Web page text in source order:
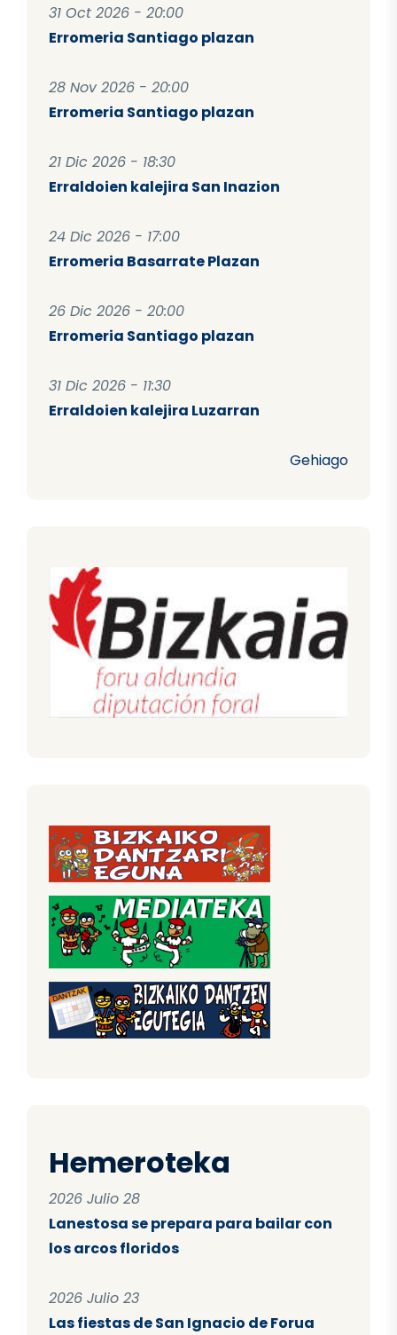
31 Oct 2026 - 20:00
Erromeria Santiago plazan
28 Nov 2026 - 20:00
Erromeria Santiago plazan
21 Dic 2026 - 18:30
Erraldoien kalejira San Inazion
24 Dic 2026 - 17:00
Erromeria Basarrate Plazan
26 Dic 2026 - 20:00
Erromeria Santiago plazan
31 Dic 2026 - 11:30
Erraldoien kalejira Luzarran
Gehiago
Hemeroteka
2026 Julio 28
Lanestosa se prepara para bailar con
los arcos floridos
2026 Julio 23
Las fiestas de San Ignacio de Forua